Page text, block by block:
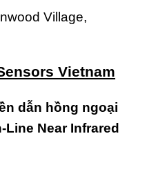
Village,
Vietnam
dẫn hồng ngoại
Near Infrared